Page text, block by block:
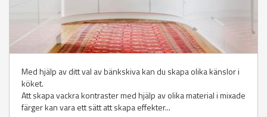
Med hjälp av ditt val av bänkskiva kan du skapa olika känslor i
köket.
Att skapa vackra kontraster med hjälp av olika material i mixade
färger kan vara ett sätt att skapa effekter...